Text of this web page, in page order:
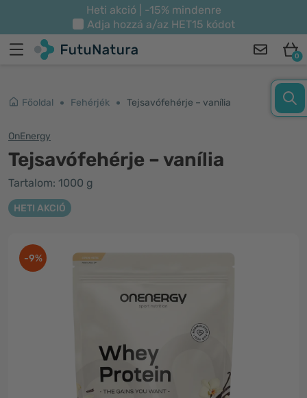
Heti akció | -15% mindenre
Adja hozzá a/az HET15 kódot
0
Főoldal Fehérjék Tejsavófehérje – vanília
OnEnergy
Tejsavófehérje – vanília
Tartalom: 1000 g
HETI AKCIÓ
-9%